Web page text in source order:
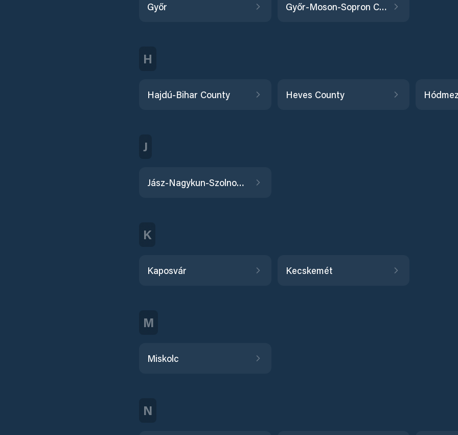
Győr Győr-Moson-Sopron County
H
Hajdú-Bihar County Heves County
J
Jász-Nagykun-Szolnok County
K
Kaposvár Kecskemét
M
Miskolc
N